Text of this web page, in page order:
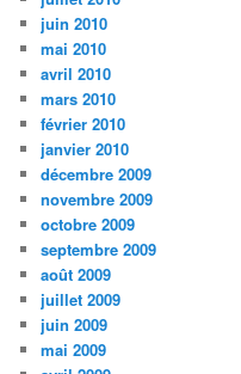
juin 2010
mai 2010
avril 2010
mars 2010
février 2010
janvier 2010
décembre 2009
novembre 2009
octobre 2009
septembre 2009
août 2009
juillet 2009
juin 2009
mai 2009